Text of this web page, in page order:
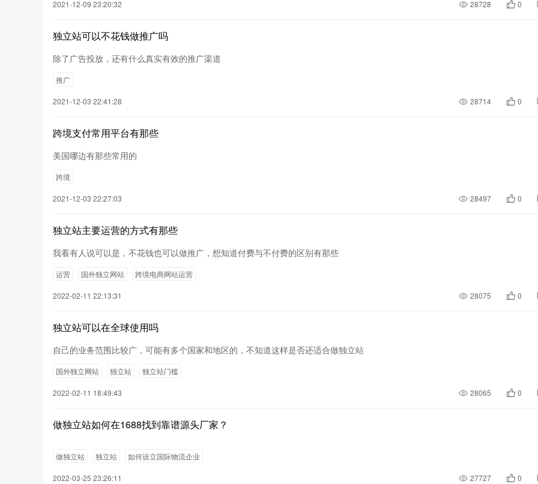
2021-12-09 23:20:32 28728 0
独立站可以不花钱做推广吗
除了广告投放，还有什么真实有效的推广渠道
推广
2021-12-03 22:41:28 28714 0
跨境支付常用平台有那些
美国哪边有那些常用的
跨境
2021-12-03 22:27:03 28497 0
独立站主要运营的方式有那些
我看有人说可以是，不花钱也可以做推广，想知道付费与不付费的区别有那些
运营 国外独立网站 跨境电商网站运营
2022-02-11 22:13:31 28075 0
独立站可以在全球使用吗
自己的业务范围比较广，可能有多个国家和地区的，不知道这样是否还适合做独立站
国外独立网站 独立站 独立站门槛
2022-02-11 18:49:43 28065 0
做独立站如何在1688找到靠谱源头厂家？
做独立站 独立站 如何设立国际物流企业
2022-03-25 23:26:11 27727 0